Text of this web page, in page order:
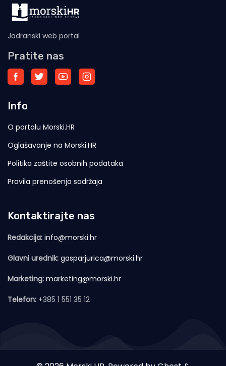
Jadranski web portal
Pratite nas
Info
O portalu Morski.HR
Oglašavanje na Morski.HR
Politika zaštite osobnih podataka
Pravila prenošenja sadržaja
Kontaktirajte nas
Redakcija: info@morski.hr
Glavni urednik: gasparjurica@morski.hr
Marketing: marketing@morski.hr
Telefon: +385 1 551 35 12